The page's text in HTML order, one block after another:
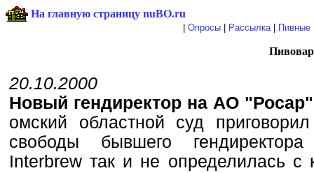
На главную страницу nuBO.ru
Опросы| Рассылка| Пивные
20.10.2000
Новый гендиректор на АО
омский областной суд
свободы бывшего
Interbrew так и не определилась с